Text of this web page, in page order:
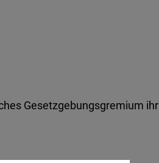
Gesetzgebungsgremium ihr